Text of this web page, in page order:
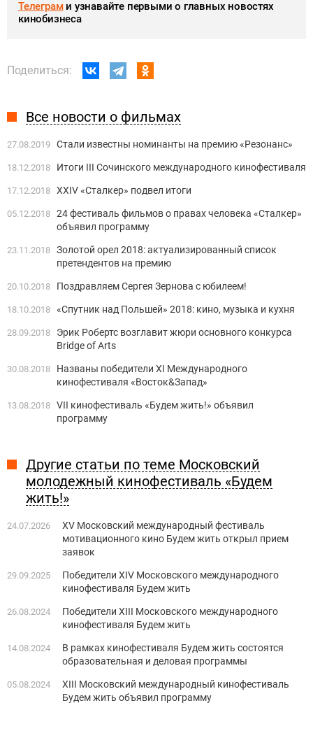
Телеграми узнавайте первыми о главных новостях
кинобизнеса
Поделиться:
Все новости о фильмах
27.08.2019 Стали известны номинанты на премию «Резонанс»
18.12.2018 Итоги III Сочинского международного кинофестиваля
17.12.2018 XXIV «Сталкер» подвел итоги
05.12.2018 24 фестиваль фильмов о правах человека «Сталкер»
объявил программу
23.11.2018 Золотой орел 2018: актуализированный список
претендентов на премию
20.10.2018 Поздравляем Сергея Зернова с юбилеем!
18.10.2018 «Спутник над Польшей» 2018: кино, музыка и кухня
28.09.2018
Эрик Робертс возглавит жюри основного конкурса
Bridge of Arts
30.08.2018
Названы победители XI Международного
кинофестиваля «Восток&Запад»
13.08.2018 VII кинофестиваль «Будем жить!» объявил
программу
Другие статьи по теме Московский
молодежный кинофестиваль «Будем
жить!»
24.07.2026
ХV Московский международный фестиваль
мотивационного кино Будем жить открыл прием
заявок
29.09.2025
Победители XIV Московского международного
кинофестиваля Будем жить
26.08.2024
Победители XIII Московского международного
кинофестиваля Будем жить
14.08.2024
В рамках кинофестиваля Будем жить состоятся
образовательная и деловая программы
05.08.2024
ХIII Московский международный кинофестиваль
Будем жить объявил программу